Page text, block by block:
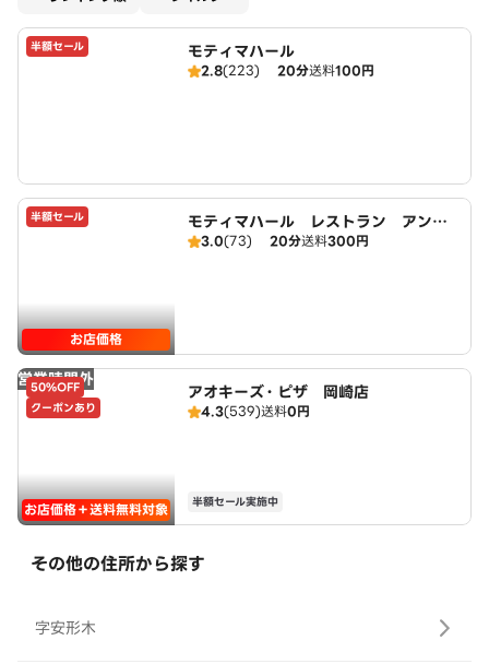
半額セール モティマハール
2.8(223) 20分送料100円
半額セール
お店価格
モティマハール レストラン アンド
バー
3.0(73) 20分送料300円
営業時間外
50%OFF
クーポンあり
お店価格＋送料無料対象
アオキーズ・ピザ 岡崎店
4.3(539)送料0円
半額セール実施中
その他の住所から探す
字安形木